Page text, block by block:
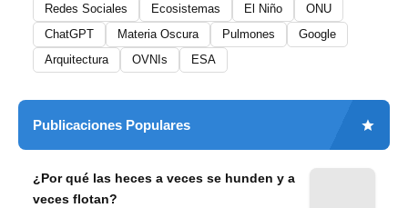
Redes Sociales
Ecosistemas El Niño
ONU
ChatGPT
Materia Oscura Pulmones
Google
Arquitectura
OVNIs ESA
Publicaciones Populares
¿Por qué las heces a veces se hunden y a
veces flotan?